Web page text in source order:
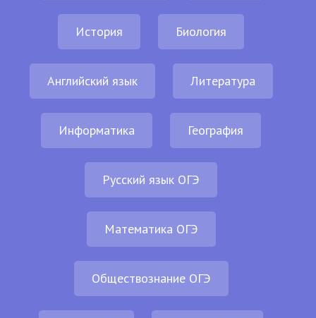
История Биология
Английский язык Литература
Информатика География
Русский язык ОГЭ
Математика ОГЭ
Обществознание ОГЭ